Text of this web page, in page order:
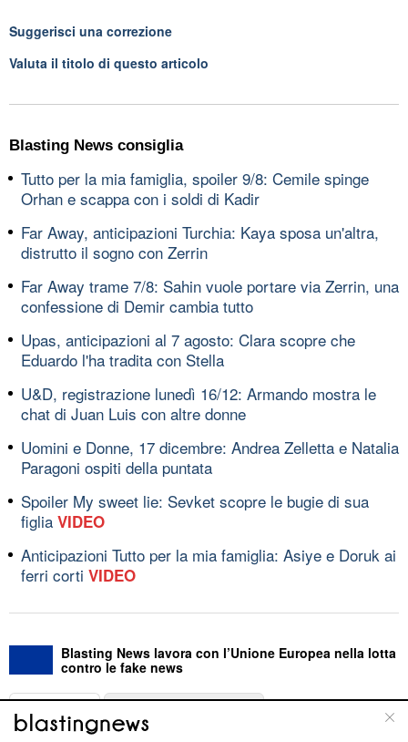
Suggerisci una correzione
Valuta il titolo di questo articolo
Blasting News consiglia
Tutto per la mia famiglia, spoiler 9/8: Cemile spinge
Orhan e scappa con i soldi di Kadir
Far Away, anticipazioni Turchia: Kaya sposa un'altra,
distrutto il sogno con Zerrin
Far Away trame 7/8: Sahin vuole portare via Zerrin, una
confessione di Demir cambia tutto
Upas, anticipazioni al 7 agosto: Clara scopre che
Eduardo l'ha tradita con Stella
U&D, registrazione lunedì 16/12: Armando mostra le
chat di Juan Luis con altre donne
Uomini e Donne, 17 dicembre: Andrea Zelletta e Natalia
Paragoni ospiti della puntata
Spoiler My sweet lie: Sevket scopre le bugie di sua
figlia VIDEO
Anticipazioni Tutto per la mia famiglia: Asiye e Doruk ai
ferri corti VIDEO
Blasting News lavora con l’Unione Europea nella lotta
contro le fake news
ABOUT